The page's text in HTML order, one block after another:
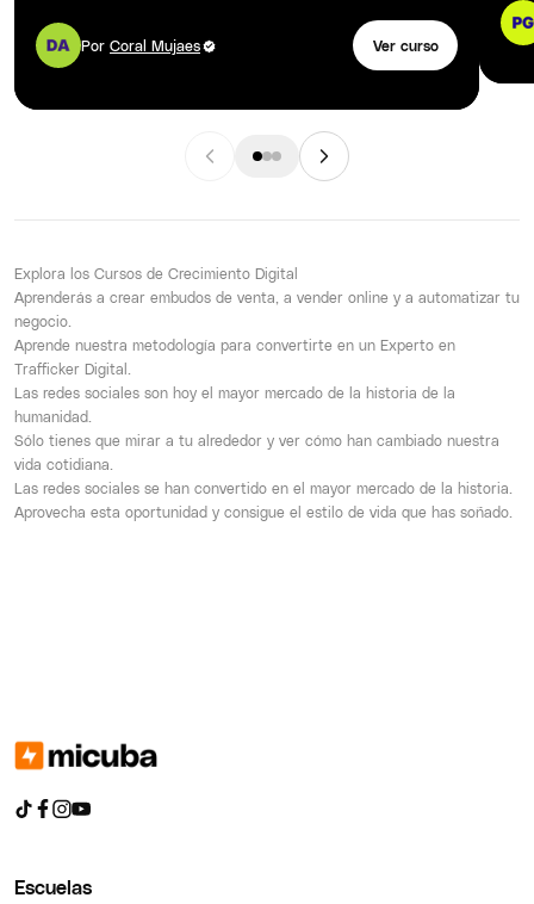
Por Coral Mujaes Ver curso
Explora los Cursos de Crecimiento Digital
Aprenderás a crear embudos de venta, a vender online y a automatizar tu
negocio.
Aprende nuestra metodología para convertirte en un Experto en
Trafficker Digital.
Las redes sociales son hoy el mayor mercado de la historia de la
humanidad.
Sólo tienes que mirar a tu alrededor y ver cómo han cambiado nuestra
vida cotidiana.
Las redes sociales se han convertido en el mayor mercado de la historia.
Aprovecha esta oportunidad y consigue el estilo de vida que has soñado.
Escuelas